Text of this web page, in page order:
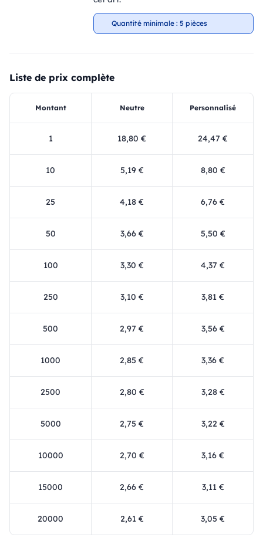
Quantité minimale : 5 pièces
Liste de prix complète
Montant Neutre Personnalisé
1 18,80 € 24,47 €
10 5,19 € 8,80 €
25 4,18 € 6,76 €
50 3,66 € 5,50 €
100 3,30 € 4,37 €
250 3,10 € 3,81 €
500 2,97 € 3,56 €
1000 2,85 € 3,36 €
2500 2,80 € 3,28 €
5000 2,75 € 3,22 €
10000 2,70 € 3,16 €
15000 2,66 € 3,11 €
20000 2,61 € 3,05 €